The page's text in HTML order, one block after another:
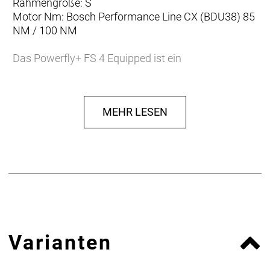
Rahmengröße: S
Motor Nm: Bosch Performance Line CX (BDU38) 85
NM / 100 NM
Das Powerfly+ FS 4 Equipped ist ein
vereint einen robusten Rahmen aus Alpha Platinum
Aluminium mit einem RockShox Deluxe
Fahrwerkspaket mit 130 mm vorderem und 120
… du deinem Erkundungsdrang auf einem
MEHR LESEN
Varianten